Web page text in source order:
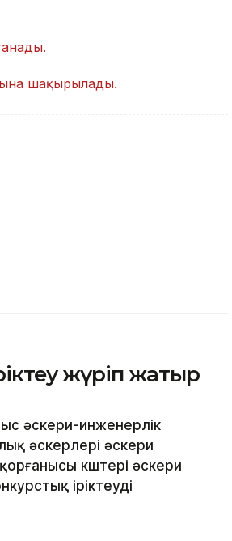
шақырылады.
жүріп жатыр
әскери-инженерлік
әскерлері әскери
күштері әскери
іріктеуді